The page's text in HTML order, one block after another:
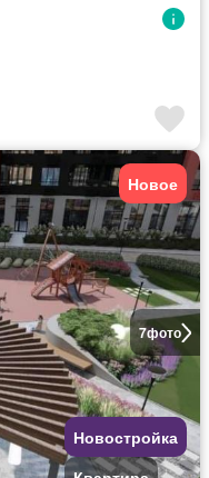
7фото
Новое
Новостройка